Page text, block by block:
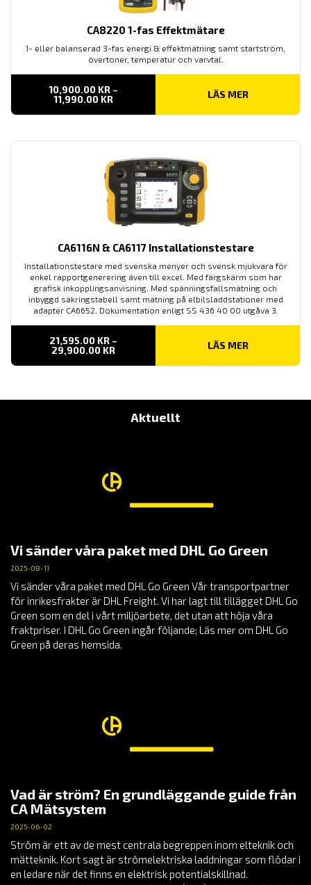
CA8220 1-fas Effektmätare
1- eller balanserad 3-fas energi & effektmätning samt startström,
övertoner, temperatur och varvtal.
10,900.00 KR –
11,990.00 KRPRISINTERVALL:
TILL
LÄS MER
CA6116N & CA6117 Installationstestare
Installationstestare med svenska menyer och svensk mjukvara för
enkel rapportgenerering även till excel. Med färgskärm som har
grafisk inkopplingsanvisning. Med spänningsfallsmätning och
inbyggd säkringstabell samt mätning på elbilsladdstationer med
adapter CA6652. Dokumentation enligt SS 436 40 00 utgåva 3.
21,595.00 KR –
29,900.00 KRPRISINTERVALL:
TILL
LÄS MER
Aktuellt
Vi sänder våra paket med DHL Go Green
2025-08-11
Vi sänder våra paket med DHL Go Green Vår transportpartner
för inrikesfrakter är DHL Freight. Vi har lagt till tillägget DHL Go
Green som en del i vårt miljöarbete, det utan att höja våra
fraktpriser. I DHL Go Green ingår följande; Läs mer om DHL Go
Green på deras hemsida.
Vad är ström? En grundläggande guide från
CA Mätsystem
2025-06-02
Ström är ett av de mest centrala begreppen inom elteknik och
mätteknik. Kort sagt är strömelektriska laddningar som flödar i
en ledare när det finns en elektrisk potentialskillnad.